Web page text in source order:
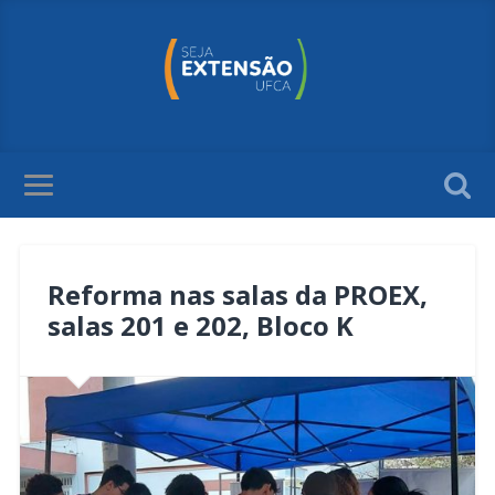
​Reforma nas salas da PROEX,
salas 201 e 202, Bloco K